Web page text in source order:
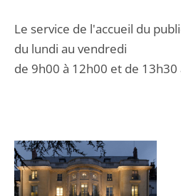
Le service de l'accueil du
du lundi au vendredi
de 9h00 à 12h00 et de 13h30